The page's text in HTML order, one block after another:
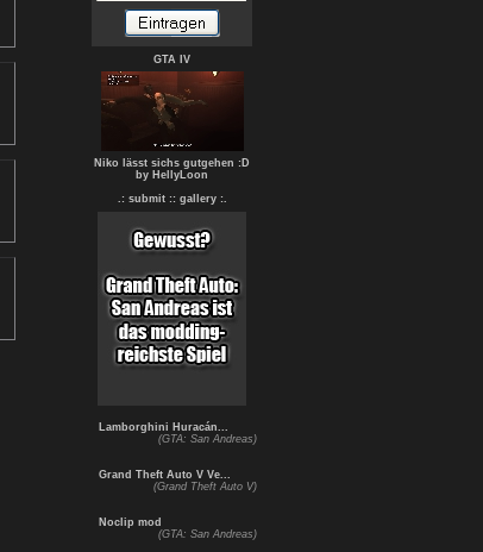
GTA IV
Niko lässt sichs gutgehen :D
by HellyLoon
.: submit : : gallery :.
Lamborghini Huracán...
(GTA: San Andreas)
Grand Theft Auto V Ve...
(Grand Theft Auto V)
Noclip mod
(GTA: San Andreas)